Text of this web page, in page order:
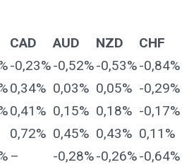
CAD AUD NZD
CHF
-0,23%-0,52%-0,53%-0,84%
0,34% 0,03% 0,05% -0,29%
0,41% 0,15% 0,18% -0,17%
0,72% 0,45% 0,43% 0,11%
– -0,28%-0,26%-0,64%